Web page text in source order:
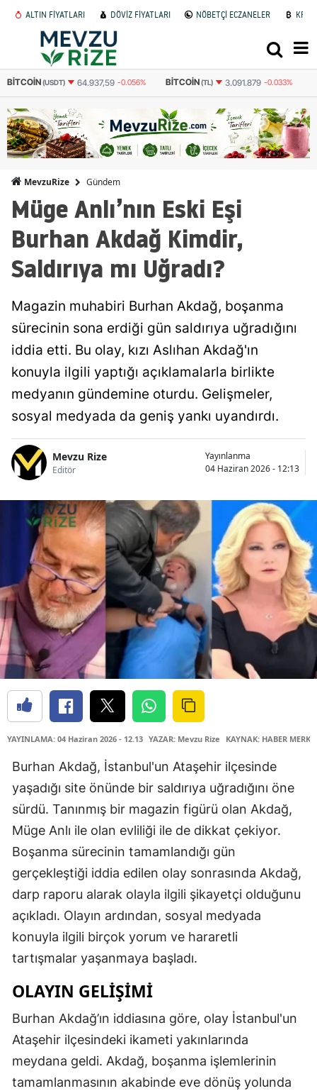
ALTIN FİYATLARI DÖVİZ FİYATLARI NÖBETÇİ ECZANELER
BITCOIN(TL) 3.091.879 -0.033% ETHEREUM(TL) 91.331 -0.119%
MevzuRize Gündem
Müge Anlı’nın Eski Eşi
Burhan Akdağ Kimdir,
Saldırıya mı Uğradı?
Magazin muhabiri Burhan Akdağ, boşanma
sürecinin sona erdiği gün saldırıya uğradığını
iddia etti. Bu olay, kızı Aslıhan Akdağ'ın
konuyla ilgili yaptığı açıklamalarla birlikte
medyanın gündemine oturdu. Gelişmeler,
sosyal medyada da geniş yankı uyandırdı.
Mevzu Rize
Editör
Yayınlanma
04 Haziran 2026 - 12:13
YAYINLAMA: 04 Haziran 2026 - 12.13 YAZAR: Mevzu Rize KAYNAK: HABER
Burhan Akdağ, İstanbul'un Ataşehir ilçesinde
yaşadığı site önünde bir saldırıya uğradığını öne
sürdü. Tanınmış bir magazin figürü olan Akdağ,
Müge Anlı ile olan evliliği ile de dikkat çekiyor.
Boşanma sürecinin tamamlandığı gün
gerçekleştiği iddia edilen olay sonrasında Akdağ,
darp raporu alarak olayla ilgili şikayetçi olduğunu
açıkladı. Olayın ardından, sosyal medyada
konuyla ilgili birçok yorum ve hararetli
tartışmalar yaşanmaya başladı.
OLAYIN GELIŞIMI
Burhan Akdağ’ın iddiasına göre, olay İstanbul'un
Ataşehir ilçesindeki ikameti yakınlarında
meydana geldi. Akdağ, boşanma işlemlerinin
tamamlanmasının akabinde eve dönüş yolunda